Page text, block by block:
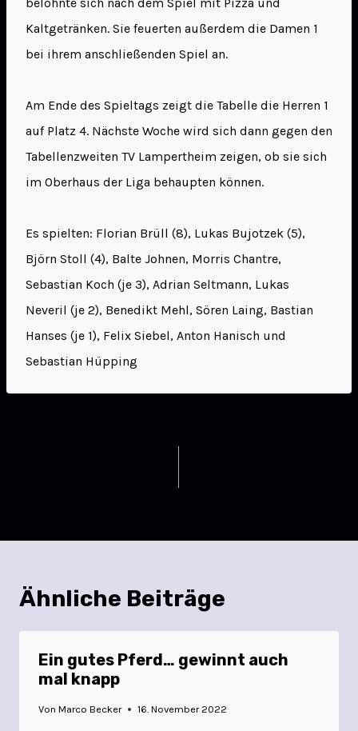
belohnte sich nach dem Spiel mit Pizza und
Kaltgetränken. Sie feuerten außerdem die Damen 1
bei ihrem anschließenden Spiel an.
Am Ende des Spieltags zeigt die Tabelle die Herren 1
auf Platz 4. Nächste Woche wird sich dann gegen den
Tabellenzweiten TV Lampertheim zeigen, ob sie sich
im Oberhaus der Liga behaupten können.
Es spielten: Florian Brüll (8), Lukas Bujotzek (5),
Björn Stoll (4), Balte Johnen, Morris Chantre,
Sebastian Koch (je 3), Adrian Seltmann, Lukas
Neveril (je 2), Benedikt Mehl, Sören Laing, Bastian
Hanses (je 1), Felix Siebel, Anton Hanisch und
Sebastian Hüpping
Ähnliche Beiträge
Ein gutes Pferd… gewinnt auch
mal knapp
Von Marco Becker 16. November 2022